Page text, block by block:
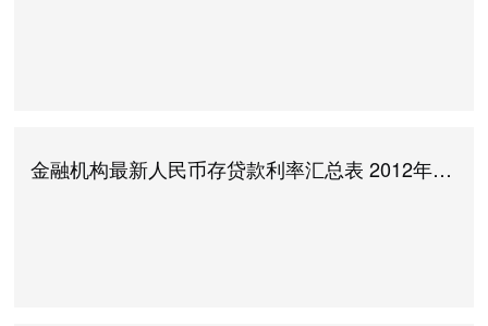
金融机构最新人民币存贷款利率汇总表 2012年7月6日起执行